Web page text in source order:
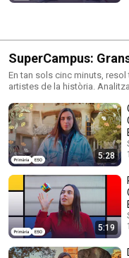
SuperCampus:
En tan sols cinc minuts,
artistes de la història.
5:28
5:19